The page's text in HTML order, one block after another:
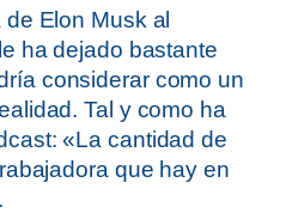
Elon Musk al
ha dejado bastante
considerar como un
Tal y como ha
«La cantidad de
que hay en